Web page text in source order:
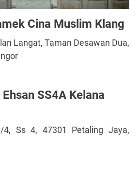
Cina Muslim Klang
Langat, Taman Desawan Dua,
SS4A Kelana
Ss 4, 47301 Petaling Jaya,